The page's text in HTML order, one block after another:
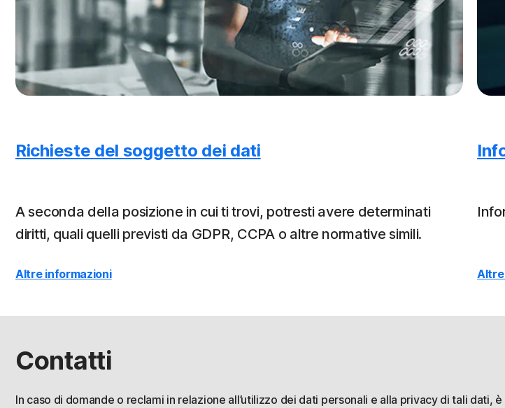
Richieste del soggetto dei dati
A seconda della posizione in cui ti trovi, potresti avere determinati
diritti, quali quelli previsti da GDPR, CCPA o altre normative simili.
Altre informazioni
Contatti
In caso di domande o reclami in relazione all’utilizzo dei dati personali e alla privacy di tali